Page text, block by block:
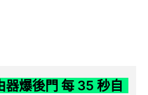
爆後門 每 35 秒自